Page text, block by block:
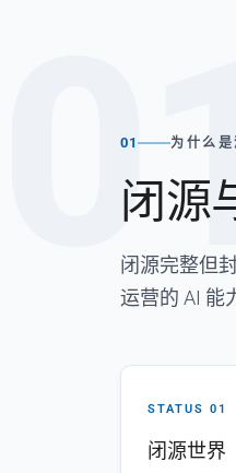
01 为什么是
闭源
闭源完整但
运营的 AI 能
STATUS 01
闭源世界